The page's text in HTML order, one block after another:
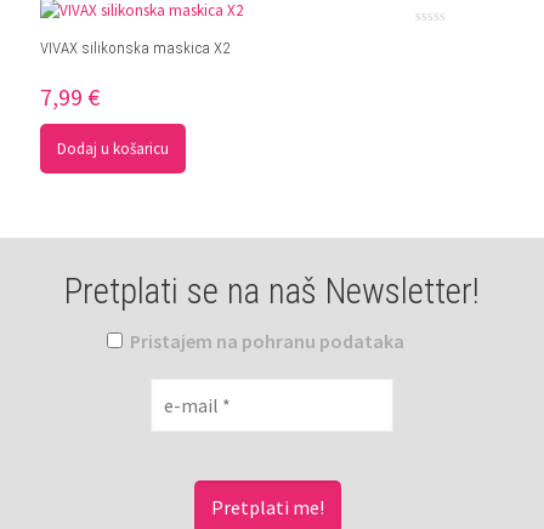
VIVAX silikonska maskica X2
7,99 €
Dodaj u košaricu
Pretplati se na naš Newsletter!
Pristajem na pohranu podataka